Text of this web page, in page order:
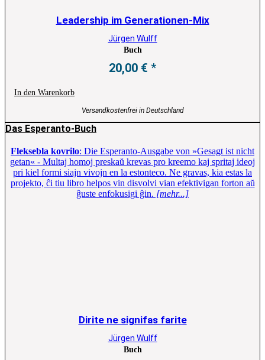
Leadership im Generationen-Mix
Jürgen Wulff
Buch
20,00 €
In den Warenkorb
Versandkostenfrei in Deutschland
Das Esperanto-Buch
Fleksebla kovrilo: Die Esperanto-Ausgabe von »Gesagt ist nicht
getan« - Multaj homoj preskaŭ krevas pro kreemo kaj spritaj ideoj
pri kiel formi siajn vivojn en la estonteco. Ne gravas, kia estas la
projekto, ĉi tiu libro helpos vin disvolvi vian efektivigan forton aŭ
ĝuste enfokusigi ĝin. [mehr...]
Dirite ne signifas farite
Jürgen Wulff
Buch